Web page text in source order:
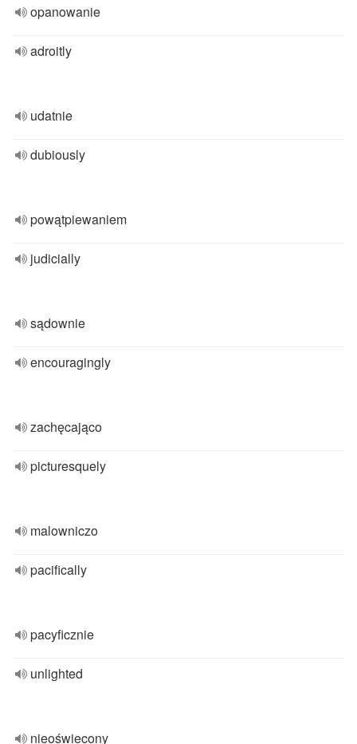
opanowanie
adroitly
udatnie
dubiously
powątpiewaniem
judicially
sądownie
encouragingly
zachęcająco
picturesquely
malowniczo
pacifically
pacyficznie
unlighted
nieoświecony